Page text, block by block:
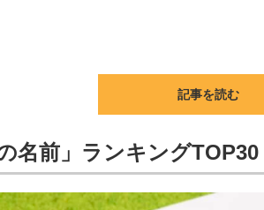
記事を読む
名前」ランキングTOP30